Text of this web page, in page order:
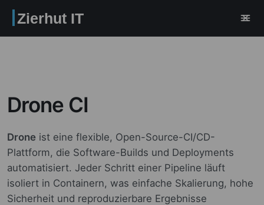
Zierhut IT
Drone CI
Drone ist eine flexible, Open-Source-CI/CD-
Plattform, die Software-Builds und Deployments
automatisiert. Jeder Schritt einer Pipeline läuft
isoliert in Containern, was einfache Skalierung, hohe
Sicherheit und reproduzierbare Ergebnisse